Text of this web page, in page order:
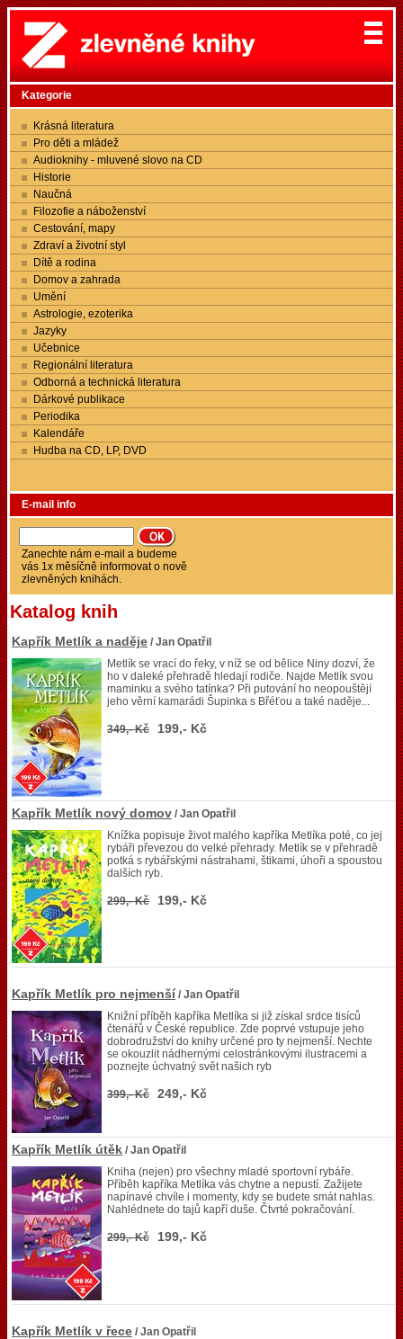
Kategorie
Krásná literatura
Pro děti a mládež
Audioknihy - mluvené slovo na CD
Historie
Naučná
Filozofie a náboženství
Cestování, mapy
Zdraví a životní styl
Dítě a rodina
Domov a zahrada
Umění
Astrologie, ezoterika
Jazyky
Učebnice
Regionální literatura
Odborná a technická literatura
Dárkové publikace
Periodika
Kalendáře
Hudba na CD, LP, DVD
E-mail info
Zanechte nám e-mail a budeme
vás 1x měsíčně informovat o nově
zlevněných knihách.
Katalog knih
Kapřík Metlík a naděje / Jan Opatřil
Metlík se vrací do řeky, v níž se od bělice Niny dozví, že
ho v daleké přehradě hledají rodiče. Najde Metlík svou
maminku a svého tatínka? Při putování ho neopouštějí
jeho věrní kamarádi Šupinka s Břéťou a také naděje...
349,- Kč 199,- Kč
Kapřík Metlík nový domov / Jan Opatřil
Knížka popisuje život malého kapříka Metlíka poté, co jej
rybáři převezou do velké přehrady. Metlík se v přehradě
potká s rybářskými nástrahami, štikami, úhoři a spoustou
dalších ryb.
299,- Kč 199,- Kč
Kapřík Metlík pro nejmenší / Jan Opatřil
Knižní příběh kapříka Metlíka si již získal srdce tisíců
čtenářů v České republice. Zde poprvé vstupuje jeho
dobrodružství do knihy určené pro ty nejmenší. Nechte
se okouzlit nádhernými celostránkovými ilustracemi a
poznejte úchvatný svět našich ryb
399,- Kč 249,- Kč
Kapřík Metlík útěk / Jan Opatřil
Kniha (nejen) pro všechny mladé sportovní rybáře.
Příběh kapříka Metlíka vás chytne a nepustí. Zažijete
napínavé chvíle i momenty, kdy se budete smát nahlas.
Nahlédnete do tajů kapří duše. Čtvrté pokračování.
299,- Kč 199,- Kč
Kapřík Metlík v řece / Jan Opatřil